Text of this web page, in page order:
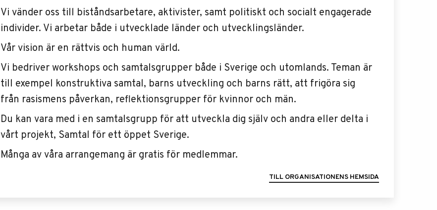
Vi vänder oss till biståndsarbetare, aktivister, samt politiskt och socialt engagerade
individer. Vi arbetar både i utvecklade länder och utvecklingsländer.
Vår vision är en rättvis och human värld.
Vi bedriver workshops och samtalsgrupper både i Sverige och utomlands. Teman är
till exempel konstruktiva samtal, barns utveckling och barns rätt, att frigöra sig
från rasismens påverkan, reflektionsgrupper för kvinnor och män.
Du kan vara med i en samtalsgrupp för att utveckla dig själv och andra eller delta i
vårt projekt, Samtal för ett öppet Sverige.
Många av våra arrangemang är gratis för medlemmar.
TILL ORGANISATIONENS HEMSIDA